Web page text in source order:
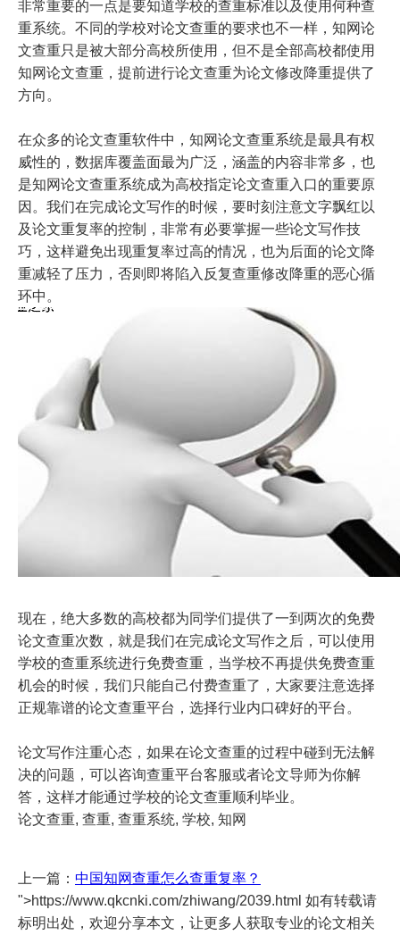
非常重要的一点是要知道学校的查重标准以及使用何种查
重系统。不同的学校对论文查重的要求也不一样，知网论
文查重只是被大部分高校所使用，但不是全部高校都使用
知网论文查重，提前进行论文查重为论文修改降重提供了
方向。
在众多的论文查重软件中，知网论文查重系统是最具有权
威性的，数据库覆盖面最为广泛，涵盖的内容非常多，也
是知网论文查重系统成为高校指定论文查重入口的重要原
因。我们在完成论文写作的时候，要时刻注意文字飘红以
及论文重复率的控制，非常有必要掌握一些论文写作技
巧，这样避免出现重复率过高的情况，也为后面的论文降
重减轻了压力，否则即将陷入反复查重修改降重的恶心循
环中。
现在，绝大多数的高校都为同学们提供了一到两次的免费
论文查重次数，就是我们在完成论文写作之后，可以使用
学校的查重系统进行免费查重，当学校不再提供免费查重
机会的时候，我们只能自己付费查重了，大家要注意选择
正规靠谱的论文查重平台，选择行业内口碑好的平台。
论文写作注重心态，如果在论文查重的过程中碰到无法解
决的问题，可以咨询查重平台客服或者论文导师为你解
答，这样才能通过学校的论文查重顺利毕业。
论文查重, 查重, 查重系统, 学校, 知网
上一篇： 中国知网查重怎么查重复率？
">https://www.qkcnki.com/zhiwang/2039.html 如有转载请
标明出处，欢迎分享本文，让更多人获取专业的论文相关